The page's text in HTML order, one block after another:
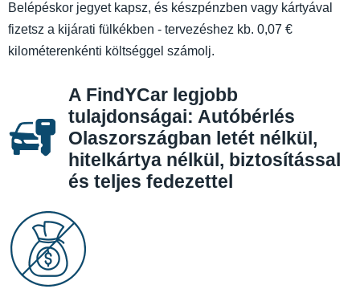
Belépéskor jegyet kapsz, és készpénzben vagy kártyával
fizetsz a kijárati fülkékben - tervezéshez kb. 0,07 €
kilométerenkénti költséggel számolj.
A FindYCar legjobb
tulajdonságai: Autóbérlés
Olaszországban letét nélkül,
hitelkártya nélkül, biztosítással
és teljes fedezettel